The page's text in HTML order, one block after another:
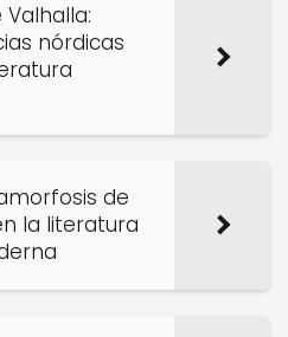
Valhalla:
nórdicas
de
la literatura